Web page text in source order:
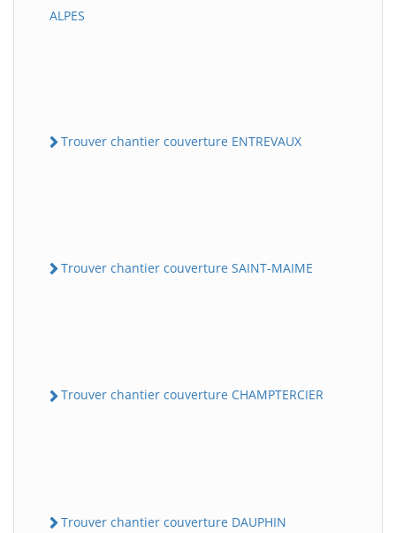
ALPES
Trouver chantier couverture ENTREVAUX
Trouver chantier couverture SAINT-MAIME
Trouver chantier couverture CHAMPTERCIER
Trouver chantier couverture DAUPHIN